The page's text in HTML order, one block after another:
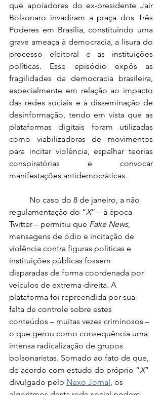
que apoiadores do ex-presidente Jair
Bolsonaro invadiram a praça dos Três
Poderes em Brasília, constituindo uma
grave ameaça à democracia, a lisura do
processo eleitoral e as instituições
políticas. Esse episódio expôs as
fragilidades da democracia brasileira,
especialmente em relação ao impacto
das redes sociais e à disseminação de
desinformação, tendo em vista que as
plataformas digitais foram utilizadas
como viabilizadoras de movimentos
para incitar violência, espalhar teorias
conspiratórias e convocar
manifestações antidemocráticas.
regulamentação do “X” – à época
Twitter – permitiu que Fake News,
mensagens de ódio e incitação de
violência contra figuras políticas e
instituições públicas fossem
disparadas de forma coordenada por
veículos de extrema-direita. A
plataforma foi repreendida por sua
falta de controle sobre estes
conteúdos – muitas vezes criminosos –
o que gerou como consequência uma
intensa radicalização de grupos
bolsonaristas. Somado ao fato de que,
de acordo com estudo do próprio “X”
divulgado pelo Nexo Jornal, os